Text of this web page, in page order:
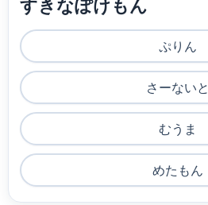
すきなぽけもん
ぷりん
さーないと
むうま
めたもん